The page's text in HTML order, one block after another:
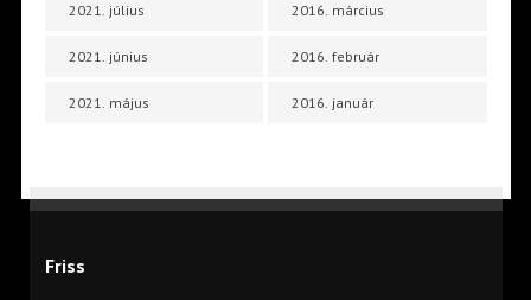
2021. július
2021. június
2021. május
2016. március
2016. február
2016. január
Friss